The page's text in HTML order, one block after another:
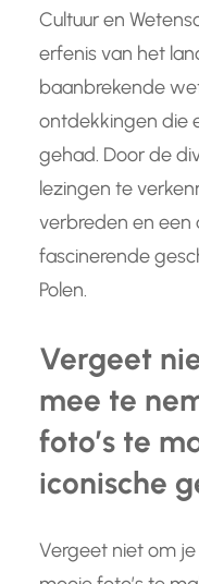
Cultuur en
erfenis van het
baanbrekende
ontdekkingen die
gehad. Door de
lezingen te
verbreden en een
fascinerende
Polen.
Vergeet
mee te
foto’s te
iconische
Vergeet niet om